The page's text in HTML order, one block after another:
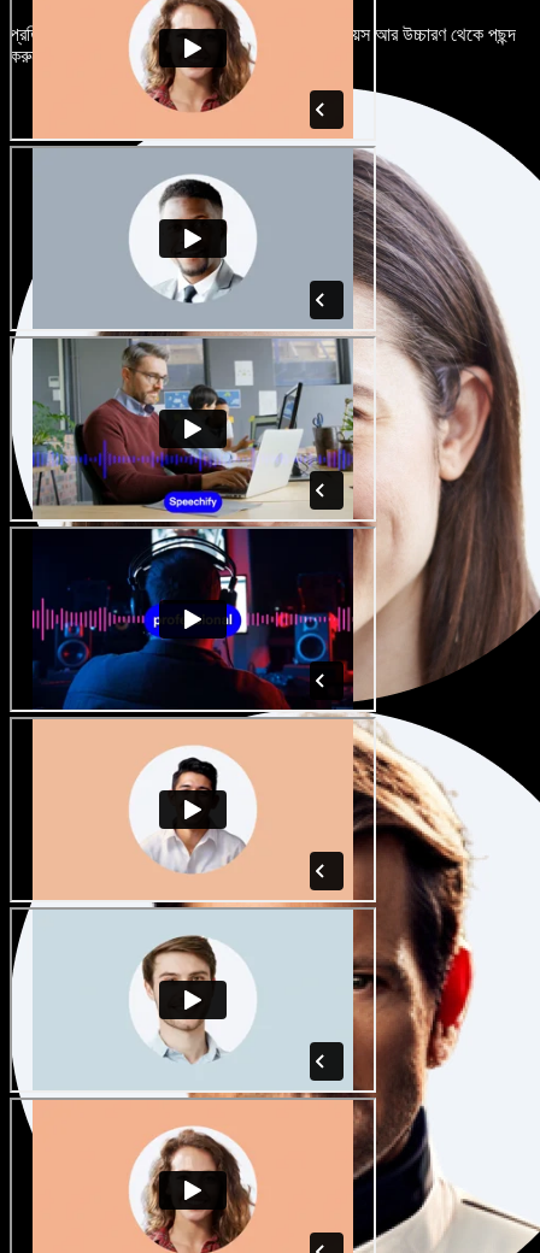
প্রতিটি প্রজেক্টকে আলাদা শোনাতে দিন। শত শত AI ভয়েস আর উচ্চারণ থেকে পছন্দ
করুন, নিজের মতো টিউন করুন।